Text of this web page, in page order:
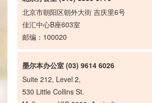
北京市朝阳区朝外大街 吉庆里6号
佳汇中心B座603室
邮编：100020
墨尔本办公室 (03) 9614 6026
Suite 212, Level 2,
530 Little Collins St.